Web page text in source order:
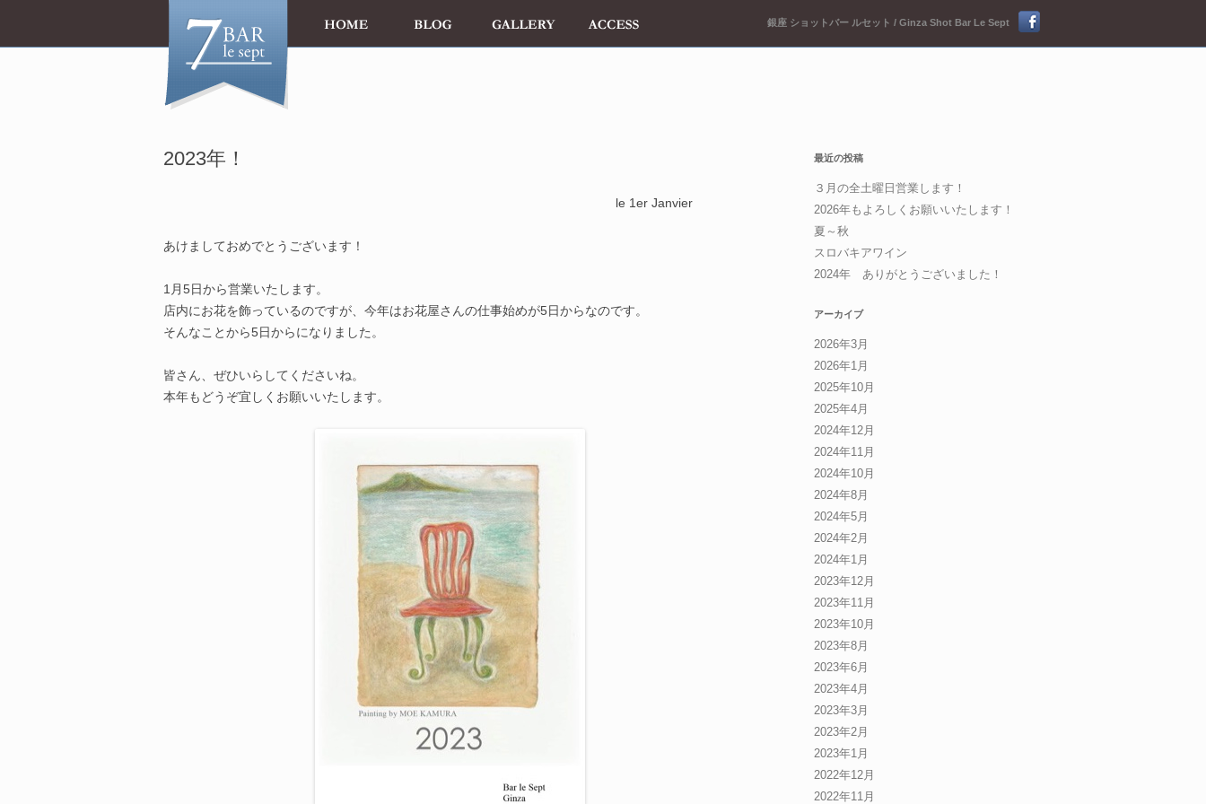
銀座 ショットバー ルセット / Ginza Shot Bar Le Sept
2023年！
le 1er Janvier
あけましておめでとうございます！
1月5日から営業いたします。
店内にお花を飾っているのですが、今年はお花屋さんの仕事始めが5日からなのです。
そんなことから5日からになりました。
皆さん、ぜひいらしてくださいね。
本年もどうぞ宜しくお願いいたします。
最近の投稿
３月の全土曜日営業します！
2026年もよろしくお願いいたします！
夏～秋
スロバキアワイン
2024年 ありがとうございました！
アーカイブ
2026年3月
2026年1月
2025年10月
2025年4月
2024年12月
2024年11月
2024年10月
2024年8月
2024年5月
2024年2月
2024年1月
2023年12月
2023年11月
2023年10月
2023年8月
2023年6月
2023年4月
2023年3月
2023年2月
2023年1月
2022年12月
2022年11月